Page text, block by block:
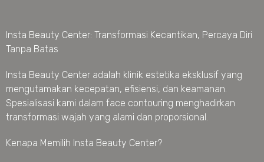
Insta Beauty Center: Transformasi Kecantikan, Percaya Diri
Tanpa Batas
Insta Beauty Center adalah klinik estetika eksklusif yang
mengutamakan kecepatan, efisiensi, dan keamanan.
Spesialisasi kami dalam face contouring menghadirkan
transformasi wajah yang alami dan proporsional.
Kenapa Memilih Insta Beauty Center?